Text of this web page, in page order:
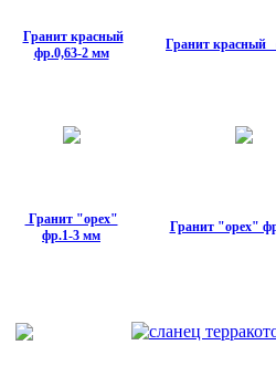
Гранит красный
фр.0,63-2 мм
Гранит красный
Гранит "орех"
фр.1-3 мм
Гранит "орех"